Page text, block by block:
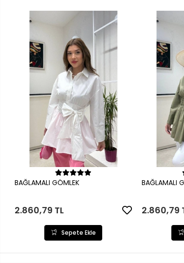
Sepete Ekle
BAĞLAMALI GÖMLEK
2.860,79 TL
Sepete Ekle
BAĞLAMALI
2.860,79